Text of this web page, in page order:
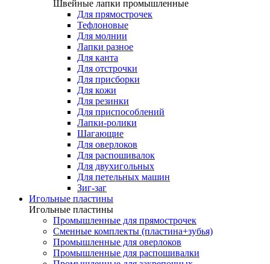
Швейные лапки промышленные
Для прямострочек
Тефлоновые
Для молнии
Лапки разное
Для канта
Для отстрочки
Для присборки
Для кожи
Для резинки
Для приспособлений
Лапки-ролики
Шагающие
Для оверлоков
Для распошивалок
Для двухигольных
Для петельных машин
Зиг-заг
Игольные пластины
Игольные пластины
Промышленные для прямострочек
Сменные комплекты (пластина+зубья)
Промышленные для оверлоков
Промышленные для распошивалки